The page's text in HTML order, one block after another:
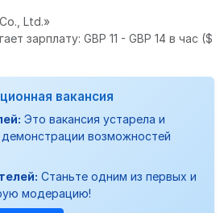
Ltd.»
зарплату: GBP 11 - GBP 14 в час ($
вакансия
Это вакансия устарела и
возможностей
Станьте одним из первых и
модерацию!